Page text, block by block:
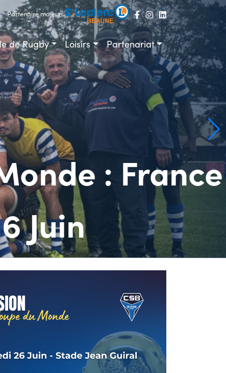
Partenaire majeur
de Rugby Loisirs Partenariat
: France
Juin